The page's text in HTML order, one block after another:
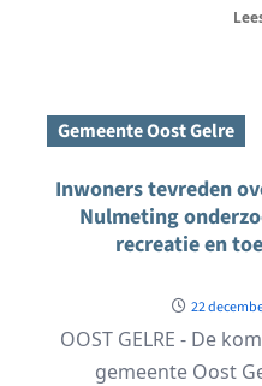
Gemeente Oost Gelre
Inwoners tevreden
Nulmeting
recreatie en
22
OOST GELRE - De
gemeente Oost